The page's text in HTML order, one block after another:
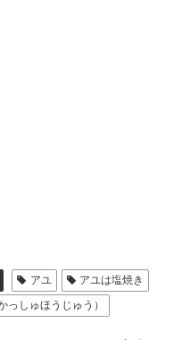
アユ
アユは塩焼き
っしゅほうじゅう）